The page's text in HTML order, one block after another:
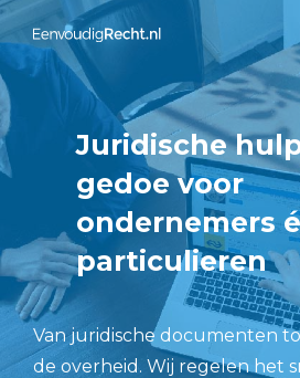
Juridische
gedoe voor
ondernemers
particulieren
Van juridische documenten
de overheid. Wij regelen het